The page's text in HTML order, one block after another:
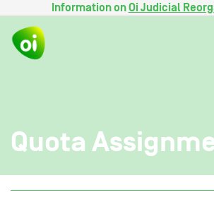
Information onOi Judicial
Quota